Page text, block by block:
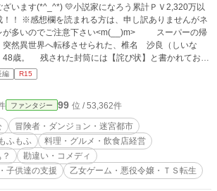
ざいます(*^_^*) 💛小説家になろう累計ＰＶ2,320万以
！！ ※感想欄を読まれる方は、申し訳ありませんがネ
が多いのでご注意下さい<m(__)m> スーパーの帰
突然異世界へ転移させられた、椎名 沙良（しいな
48歳。 残された封筒には【詫び状】と書かれてお
分がカルドサリ王国のハンフリー公爵家、リーシャ・
リー、第一令嬢12歳となっているのを知る。 いきな
界で他人とし生きる事になったが、現状が非常によろ
い。 リーシャの母親は既に亡くなっており、後妻に
れ納屋で監禁生活を送っていたからだ。 どうにか家
を改善しようと、与えられた4つの能力（ホーム・アイ
ＯＸ・マッピング・召喚）を使用し、早々に公爵家を
険者となる。 虐待されていたため貧弱な体と体力し
が、冒険者となり自由を手にし頑張っていく。 Ｆ級
編 R15
ファンタジー 99 位 / 53,362件
冒険者・ダンジョン・迷宮都市
ふもふ
料理・グルメ・飲食店経営
勘違い・コメディ
子供達の支援
乙女ゲーム・悪役令嬢・ＴＳ転生